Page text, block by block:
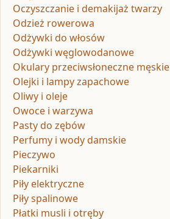
Oczyszczanie i demakijaż twarzy
Odzież rowerowa
Odżywki do włosów
Odżywki węglowodanowe
Okulary przeciwsłoneczne męskie
Olejki i lampy zapachowe
Oliwy i oleje
Owoce i warzywa
Pasty do zębów
Perfumy i wody damskie
Pieczywo
Piekarniki
Piły elektryczne
Piły spalinowe
Płatki musli i otręby